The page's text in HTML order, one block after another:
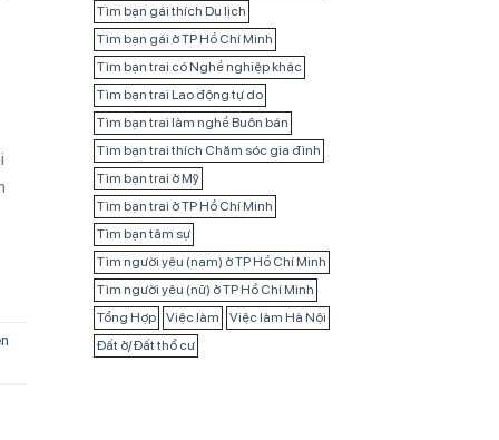
Tìm bạn gái thích Du lịch
Tìm bạn gái ở TP Hồ Chí Minh
Tìm bạn trai có Nghề nghiệp khác
Tìm bạn trai Lao động tự do
Tìm bạn trai làm nghề Buôn bán
Tìm bạn trai thích Chăm sóc gia đình
Tìm bạn trai ở Mỹ
Tìm bạn trai ở TP Hồ Chí Minh
Tìm bạn tâm sự
Tìm người yêu (nam) ở TP Hồ Chí Minh
Tìm người yêu (nữ) ở TP Hồ Chí Minh
Tổng Hợp
Việc làm
Việc làm Hà Nội
Đất ở/ Đất thổ cư